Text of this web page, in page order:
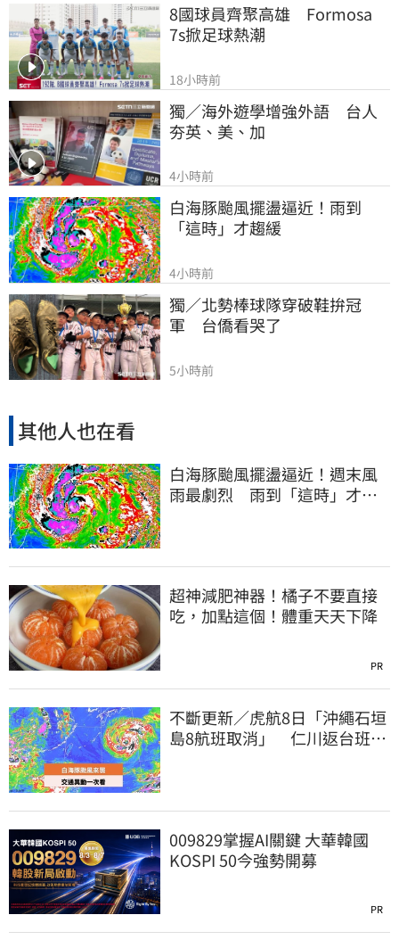
8國球員齊聚高雄　Formosa
7s掀足球熱潮
18小時前
獨／海外遊學增強外語　台人
夯英、美、加
4小時前
白海豚颱風擺盪逼近！雨到
「這時」才趨緩
4小時前
獨／北勢棒球隊穿破鞋拚冠
軍　台僑看哭了
5小時前
其他人也在看
白海豚颱風擺盪逼近！週末風
雨最劇烈 雨到「這時」才趨
超神減肥神器！橘子不要直接
吃，加點這個！體重天天下降
PR
不斷更新／虎航8日「沖繩石垣
島8航班取消」 仁川返台班機
009829掌握AI關鍵 大華韓國
KOSPI 50今強勢開募
PR